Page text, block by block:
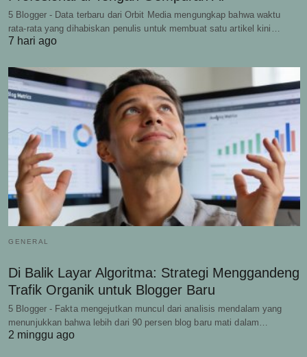
5 Blogger - Data terbaru dari Orbit Media mengungkap bahwa waktu
rata-rata yang dihabiskan penulis untuk membuat satu artikel kini…
7 hari ago
GENERAL
Di Balik Layar Algoritma: Strategi Menggandeng
Trafik Organik untuk Blogger Baru
5 Blogger - Fakta mengejutkan muncul dari analisis mendalam yang
menunjukkan bahwa lebih dari 90 persen blog baru mati dalam…
2 minggu ago